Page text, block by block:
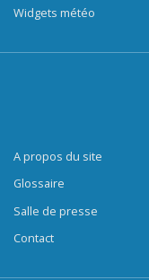
Widgets météo
A propos du site
Glossaire
Salle de presse
Contact